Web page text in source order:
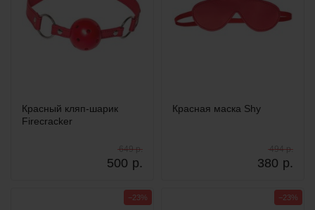
Красный кляп-шарик
Firecracker
500 р.
649 р.
Красная маска Shy
380 р.
494 р.
−23% −23%